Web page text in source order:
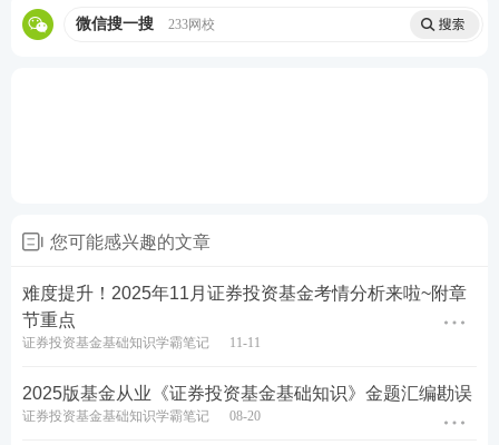
微信搜一搜 233网校
您可能感兴趣的文章
难度提升！2025年11月证券投资基金考情分析来啦~附章
节重点
证券投资基金基础知识学霸笔记 11-11
2025版基金从业《证券投资基金基础知识》金题汇编勘误
证券投资基金基础知识学霸笔记 08-20